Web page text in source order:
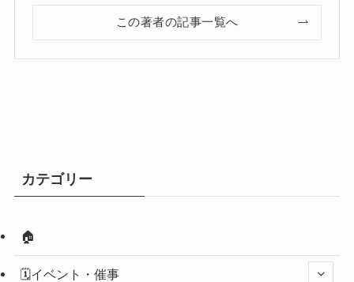
この著者の記事一覧へ
カテゴリー
🏠
🗓️イベント・催事